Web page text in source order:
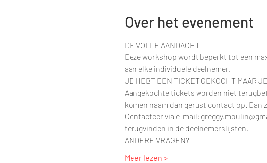
Over het evenement
DE VOLLE AANDACHT
Deze workshop wordt beperkt tot een
aan elke individuele deelnemer.
JE HEBT EEN TICKET GEKOCHT MAAR
Aangekochte tickets worden niet
komen naam dan gerust contact op. Dan
Contacteer via e-mail:
terugvinden in de deelnemerslijsten.
ANDERE VRAGEN?
Meer lezen >